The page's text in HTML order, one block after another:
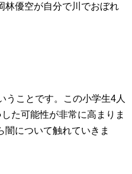
林優空が自分で川でおぼれ
うことです。この小学生4人
た可能性が非常に高まりま
闇について触れていきま